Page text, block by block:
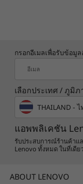
กรอกอีเมลเพื่อรับข้อมู
อีเมล
เลือกประเทศ / ภูมิภ
THAILAND - ไ
แอพพลิเคชัน
รับประสบการณ์ร้านค้าแ
Lenovo ทั้งหมด ในที่เดีย
ABOUT LENOVO